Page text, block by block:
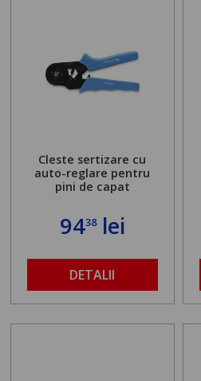
Cleste sertizare cu
auto-reglare pentru
pini de capat
9438lei
DETALII